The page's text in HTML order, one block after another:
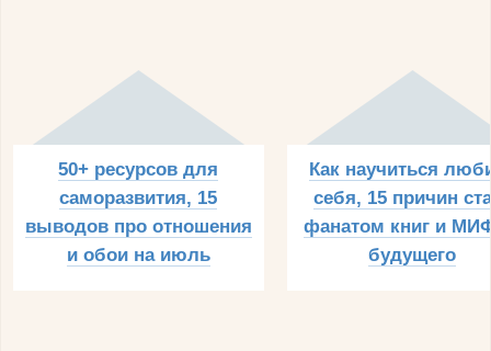
50+ ресурсов для
саморазвития, 15
выводов про отношения
и обои на июль
Как научиться
себя, 15 причин
фанатом книг и
будущего